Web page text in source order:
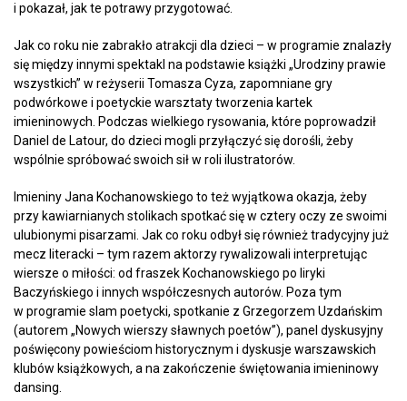
i pokazał, jak te potrawy przygotować.
Jak co roku nie zabrakło atrakcji dla dzieci – w programie znalazły
się między innymi spektakl na podstawie książki „Urodziny prawie
wszystkich” w reżyserii Tomasza Cyza, zapomniane gry
podwórkowe i poetyckie warsztaty tworzenia kartek
imieninowych. Podczas wielkiego rysowania, które poprowadził
Daniel de Latour, do dzieci mogli przyłączyć się dorośli, żeby
wspólnie spróbować swoich sił w roli ilustratorów.
Imieniny Jana Kochanowskiego to też wyjątkowa okazja, żeby
przy kawiarnianych stolikach spotkać się w cztery oczy ze swoimi
ulubionymi pisarzami. Jak co roku odbył się również tradycyjny już
mecz literacki – tym razem aktorzy rywalizowali interpretując
wiersze o miłości: od fraszek Kochanowskiego po liryki
Baczyńskiego i innych współczesnych autorów. Poza tym
w programie slam poetycki, spotkanie z Grzegorzem Uzdańskim
(autorem „Nowych wierszy sławnych poetów”), panel dyskusyjny
poświęcony powieściom historycznym i dyskusje warszawskich
klubów książkowych, a na zakończenie świętowania imieninowy
dansing.